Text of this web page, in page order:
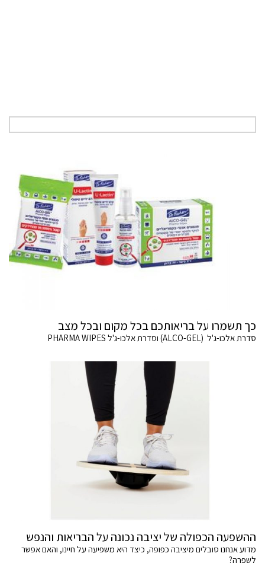
כך תשמרו על בריאותכם בכל מקום ובכל מצב
סדרת אלכו-ג'ל (ALCO-GEL) וסדרת אלכו-ג'ל PHARMA WIPES
ההשפעה הכפולה של יציבה נכונה על הבריאות והנפש
מדוע אנחנו סובלים מיציבה כפופה, כיצד היא משפיעה על חיינו, והאם אפשר
לשפרה?